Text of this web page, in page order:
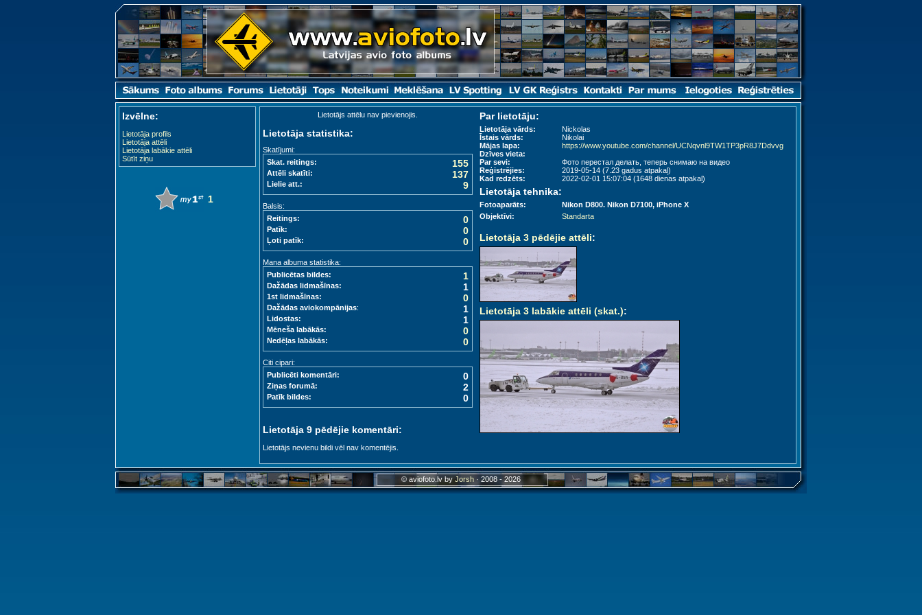
Izvēlne:
Lietotāja profils
Lietotāja attēli
Lietotāja labākie attēli
Sūtīt ziņu
1
Lietotājs attēlu nav pievienojis. Par lietotāju:
Lietotāja vārds:
Nickolas
Īstais vārds:
Nikolai
Mājas lapa:
https://www.youtube.com/channel/UCNqvnl9TW1TP3pR8J7Ddvvg
Dzīves vieta:
Par sevi:
Фото перестал делать, теперь снимаю на видео
Reģistrējies:
2019-05-14 (7.23 gadus atpakaļ)
Kad redzēts:
2022-02-01 15:07:04 (1648 dienas atpakaļ)
Lietotāja tehnika:
Fotoaparāts:
Nikon D800. Nikon D7100, iPhone X
Objektīvi:
Standarta
Lietotāja 3 pēdējie attēli:
Lietotāja 3 labākie attēli (skat.):
Lietotāja statistika:
Skatījumi:
Skat. reitings:
155
Attēli skatīti: 137
Lielie att.: 9
Balsis:
Reitings:
0
Patīk: 0
Ļoti patīk: 0
Mana albuma statistika:
Publicētas bildes:
1
Dažādas lidmašīnas: 1
1st lidmašīnas: 0
Dažādas aviokompānijas: 1
Lidostas: 1
Mēneša labākās: 0
Nedēļas labākās: 0
Citi cipari:
Publicēti komentāri:
0
Ziņas forumā: 2
Patīk bildes: 0
Lietotāja 9 pēdējie komentāri:
Lietotājs nevienu bildi vēl nav komentējis.
© aviofoto.lv byJorsh · 2008 - 2026